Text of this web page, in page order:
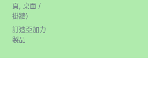
頁, 桌面 /
掛牆)
訂造亞加力
製品